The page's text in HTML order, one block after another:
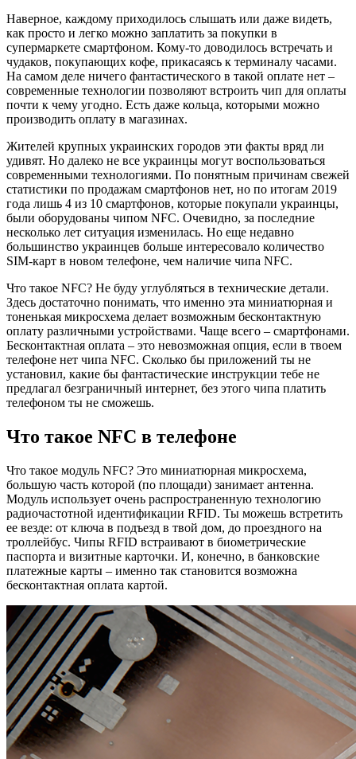
Наверное, каждому приходилось слышать или даже видеть,
как просто и легко можно заплатить за покупки в
супермаркете смартфоном. Кому-то доводилось встречать и
чудаков, покупающих кофе, прикасаясь к терминалу часами.
На самом деле ничего фантастического в такой оплате нет –
современные технологии позволяют встроить чип для оплаты
почти к чему угодно. Есть даже кольца, которыми можно
производить оплату в магазинах.
Жителей крупных украинских городов эти факты вряд ли
удивят. Но далеко не все украинцы могут воспользоваться
современными технологиями. По понятным причинам свежей
статистики по продажам смартфонов нет, но по итогам 2019
года лишь 4 из 10 смартфонов, которые покупали украинцы,
были оборудованы чипом NFC. Очевидно, за последние
несколько лет ситуация изменилась. Но еще недавно
большинство украинцев больше интересовало количество
SIM-карт в новом телефоне, чем наличие чипа NFC.
Что такое NFC? Не буду углубляться в технические детали.
Здесь достаточно понимать, что именно эта миниатюрная и
тоненькая микросхема делает возможным бесконтактную
оплату различными устройствами. Чаще всего – смартфонами.
Бесконтактная оплата – это невозможная опция, если в твоем
телефоне нет чипа NFC. Сколько бы приложений ты не
установил, какие бы фантастические инструкции тебе не
предлагал безграничный интернет, без этого чипа платить
телефоном ты не сможешь.
Что такое NFC в телефоне
Что такое модуль NFC? Это миниатюрная микросхема,
большую часть которой (по площади) занимает антенна.
Модуль использует очень распространенную технологию
радиочастотной идентификации RFID. Ты можешь встретить
ее везде: от ключа в подъезд в твой дом, до проездного на
троллейбус. Чипы RFID встраивают в биометрические
паспорта и визитные карточки. И, конечно, в банковские
платежные карты – именно так становится возможна
бесконтактная оплата картой.